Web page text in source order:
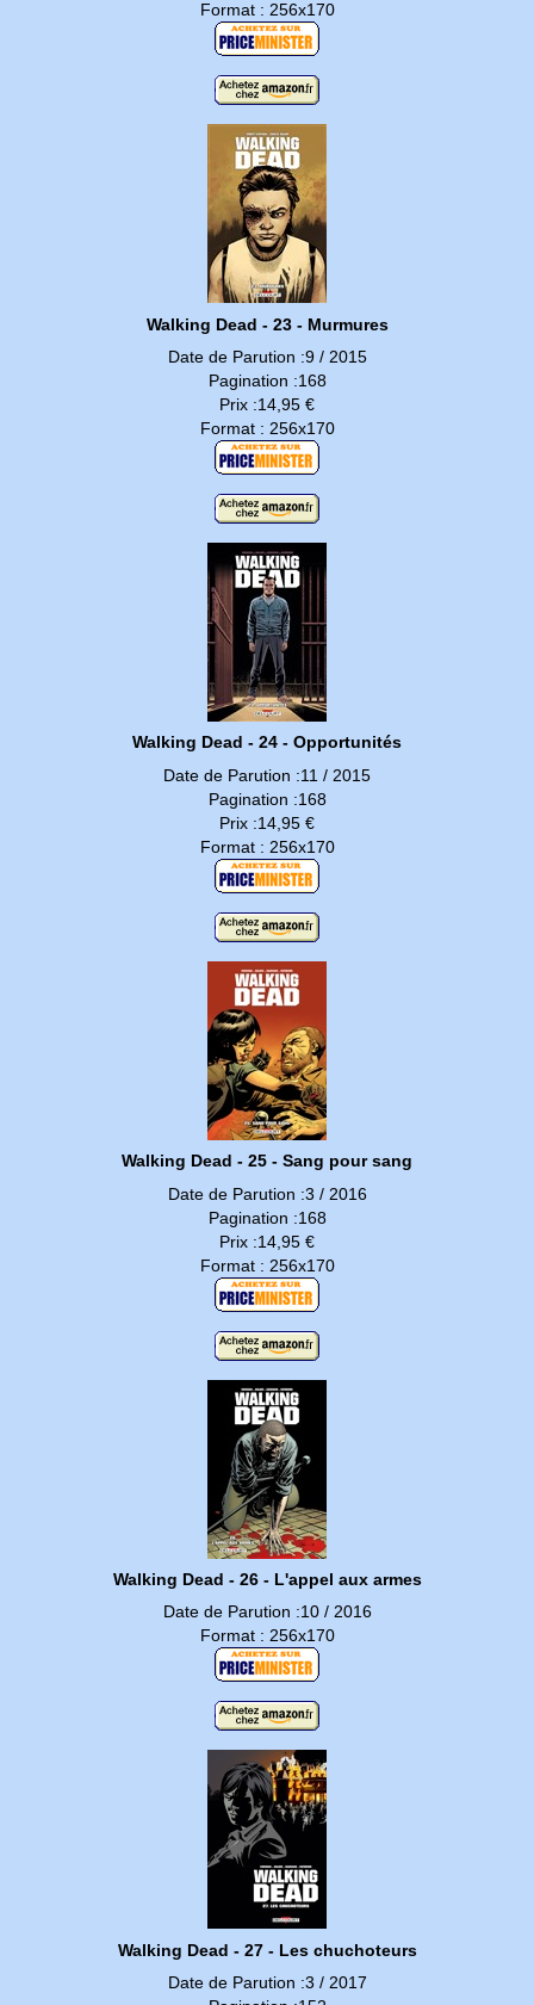
Format : 256x170
Walking Dead - 23 - Murmures
Date de Parution :9 / 2015
Pagination :168
Prix :14,95 €
Format : 256x170
Walking Dead - 24 - Opportunités
Date de Parution :11 / 2015
Pagination :168
Prix :14,95 €
Format : 256x170
Walking Dead - 25 - Sang pour sang
Date de Parution :3 / 2016
Pagination :168
Prix :14,95 €
Format : 256x170
Walking Dead - 26 - L'appel aux armes
Date de Parution :10 / 2016
Format : 256x170
Walking Dead - 27 - Les chuchoteurs
Date de Parution :3 / 2017